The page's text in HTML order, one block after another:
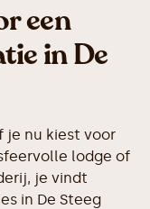
een
in De
je nu kiest voor
lodge of
je vindt
in De Steeg